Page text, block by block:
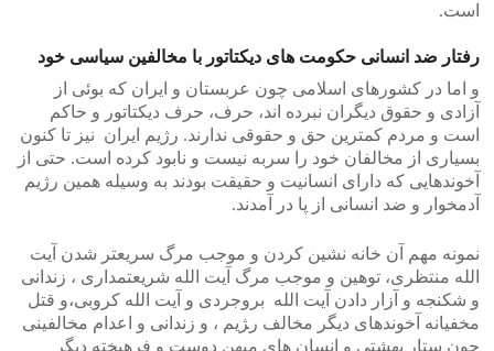
است.
رفتار ضد انسانی حکومت های دیکتاتور با مخالفین سیاسی خود
و اما در کشورهای اسلامی چون عربستان و ایران که بوئی از
آزادی و حقوق دیگران نبرده اند، حرف، حرف دیکتاتور و حاکم
است و مردم کمترین حق و حقوقی ندارند. رژیم ایران نیز تا کنون
بسیاری از مخالفان خود را سربه نیست و نابود کرده است. حتی از
آخوندهایی که دارای انسانیت و حقیقت بودند به وسیله همین رژیم
آدمخوار و ضد انسانی از پا در آمدند.
نمونه مهم آن خانه نشین کردن و موجب مرگ سریعتر شدن آیت
الله منتظری، توهین و موجب مرگ آیت الله شریعتمداری ، زندانی
و شکنجه و آزار دادن آیت الله بروجردی و آیت الله کروبی،و قتل
مخفیانه آخوندهای دیگر مخالف ر‍ژیم ، و زندانی و اعدام مخالفینی
چون ستار بهشتی و انسان های میهن دوست و فرهیخته دیگر